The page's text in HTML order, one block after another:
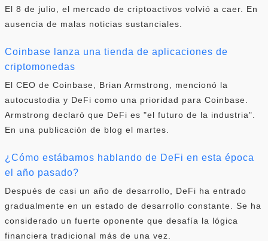
El 8 de julio, el mercado de criptoactivos volvió a caer. En
ausencia de malas noticias sustanciales.
Coinbase lanza una tienda de aplicaciones de
criptomonedas
El CEO de Coinbase, Brian Armstrong, mencionó la
autocustodia y DeFi como una prioridad para Coinbase.
Armstrong declaró que DeFi es "el futuro de la industria".
En una publicación de blog el martes.
¿Cómo estábamos hablando de DeFi en esta época
el año pasado?
Después de casi un año de desarrollo, DeFi ha entrado
gradualmente en un estado de desarrollo constante. Se ha
considerado un fuerte oponente que desafía la lógica
financiera tradicional más de una vez.